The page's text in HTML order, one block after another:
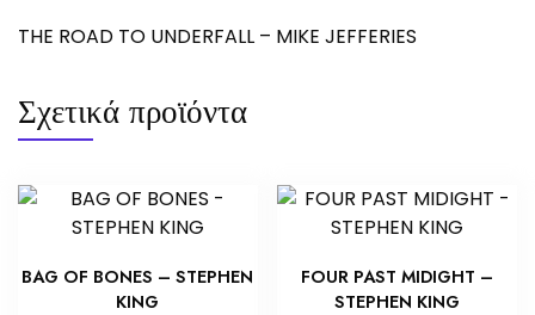
THE ROAD TO UNDERFALL – MIKE JEFFERIES
Σχετικά προϊόντα
BAG OF BONES – STEPHEN
KING
FOUR PAST MIDIGHT –
STEPHEN KING